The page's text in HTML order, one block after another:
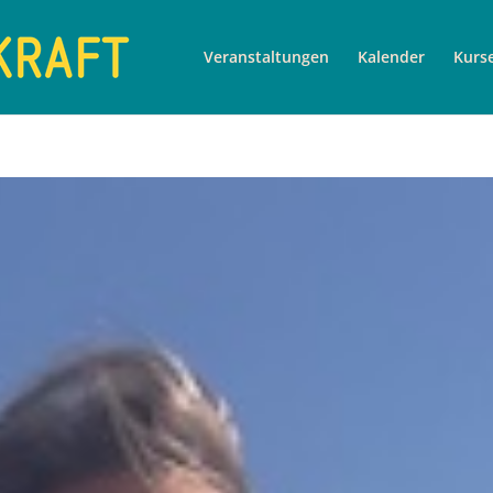
Veranstaltungen Kalender